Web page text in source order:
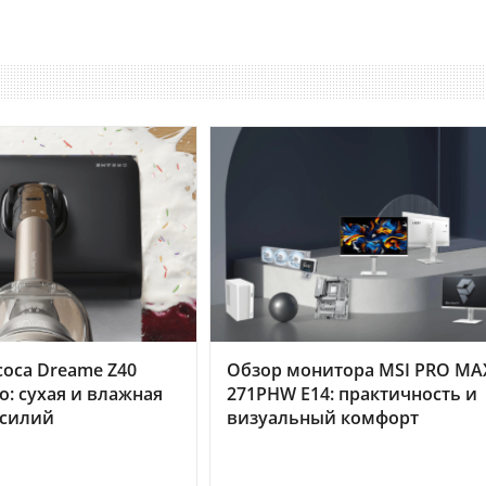
Dreame Z40
сухая и влажная
Обзор монитора MSI PRO
271PHW E14: практичность и
визуальный комфорт